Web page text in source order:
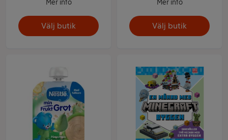
Mer info
Välj butik
Mer info
Välj butik